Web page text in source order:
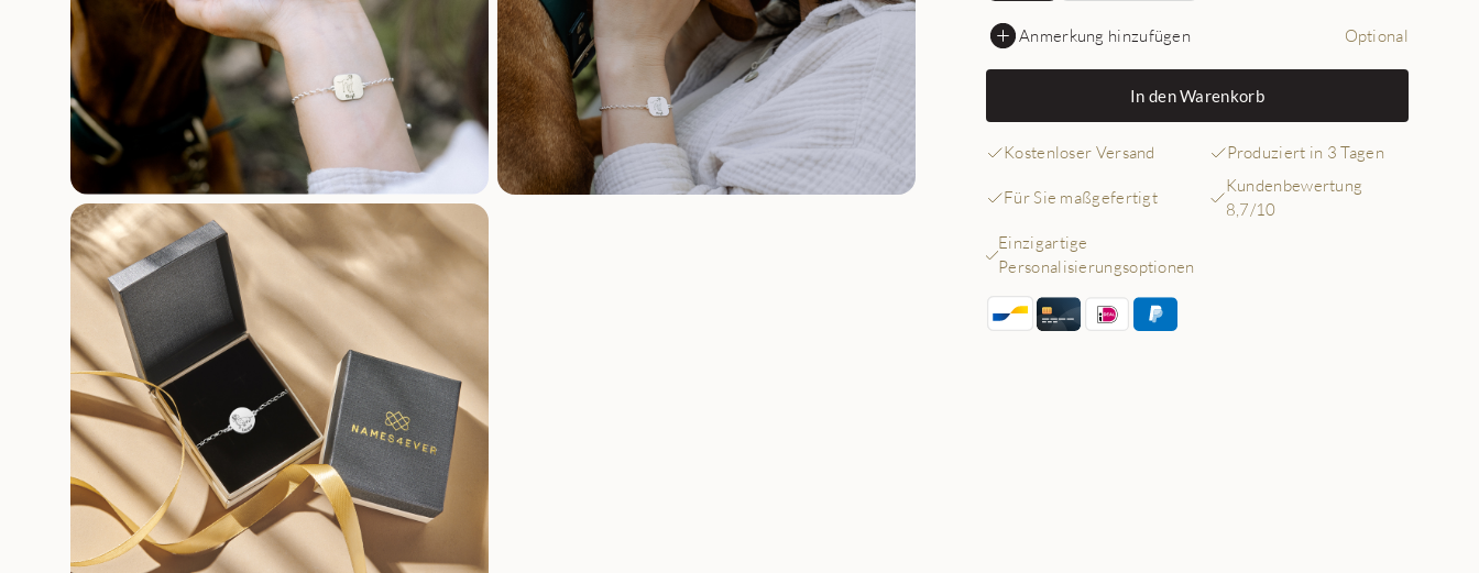
Anmerkung hinzufügen Optional
In den Warenkorb
Kostenloser Versand Produziert in 3 Tagen
Für Sie maßgefertigt
Kundenbewertung
8,7/10
Einzigartige
Personalisierungsoptionen